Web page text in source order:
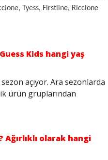
Tyess, Firstline, Riccione
Kids hangi yaş
açıyor. Ara sezonlarda
ürün gruplarından
Ağırlıklı olarak hangi